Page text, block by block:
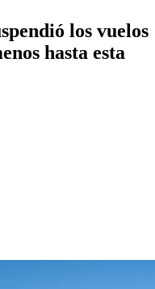
los vuelos
hasta esta